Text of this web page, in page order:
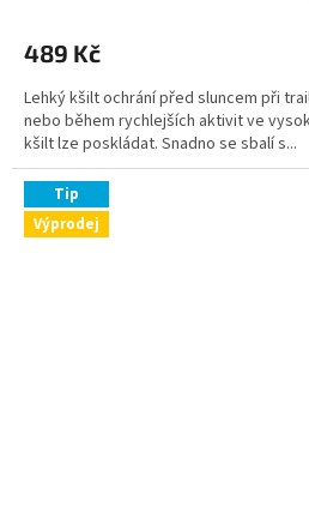
489 Kč
Lehký kšilt ochrání před sluncem při
nebo během rychlejších aktivit ve
kšilt lze poskládat. Snadno se sbalí s...
Tip
Výprodej